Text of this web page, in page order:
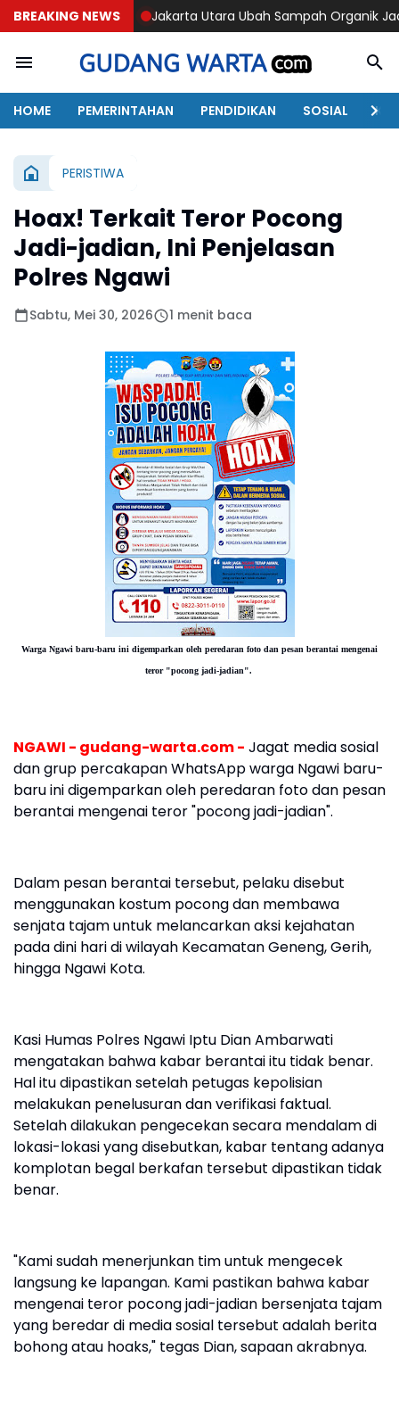
BREAKING NEWS
Jakarta Utara Ubah Sampah Organik Jadi Energi
HOME PEMERINTAHAN PENDIDIKAN SOSIAL
PERISTIWA
Hoax! Terkait Teror Pocong
Jadi-jadian, Ini Penjelasan
Polres Ngawi
Sabtu, Mei 30, 2026 1 menit baca
Warga Ngawi baru-baru ini digemparkan oleh peredaran foto dan pesan berantai mengenai
teror "pocong jadi-jadian".
NGAWI - gudang-warta.com - Jagat media sosial
dan grup percakapan WhatsApp warga Ngawi baru-
baru ini digemparkan oleh peredaran foto dan pesan
berantai mengenai teror "pocong jadi-jadian".
Dalam pesan berantai tersebut, pelaku disebut
menggunakan kostum pocong dan membawa
senjata tajam untuk melancarkan aksi kejahatan
pada dini hari di wilayah Kecamatan Geneng, Gerih,
hingga Ngawi Kota.
Kasi Humas Polres Ngawi Iptu Dian Ambarwati
mengatakan bahwa kabar berantai itu tidak benar.
Hal itu dipastikan setelah petugas kepolisian
melakukan penelusuran dan verifikasi faktual.
Setelah dilakukan pengecekan secara mendalam di
lokasi-lokasi yang disebutkan, kabar tentang adanya
komplotan begal berkafan tersebut dipastikan tidak
benar.
"Kami sudah menerjunkan tim untuk mengecek
langsung ke lapangan. Kami pastikan bahwa kabar
mengenai teror pocong jadi-jadian bersenjata tajam
yang beredar di media sosial tersebut adalah berita
bohong atau hoaks," tegas Dian, sapaan akrabnya.